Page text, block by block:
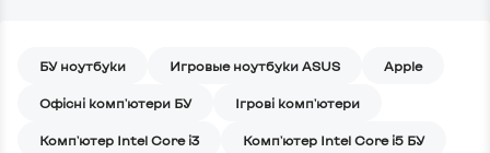
БУ ноутбуки Игровые ноутбуки ASUS Apple
Офісні комп'ютери БУ Ігрові комп'ютери
Комп'ютер Intel Core i3 Комп'ютер Intel Core i5 БУ